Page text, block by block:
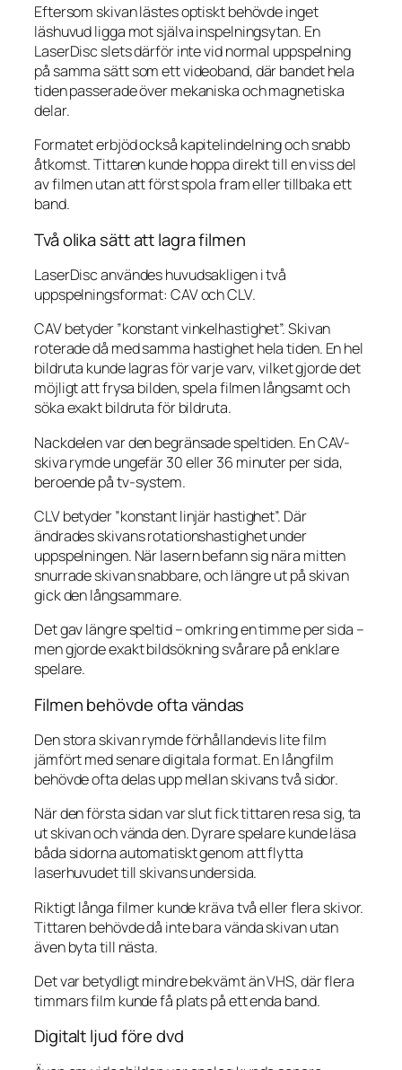
Eftersom skivan lästes optiskt behövde inget
läshuvud ligga mot själva inspelningsytan. En
LaserDisc slets därför inte vid normal uppspelning
på samma sätt som ett videoband, där bandet hela
tiden passerade över mekaniska och magnetiska
delar.
Formatet erbjöd också kapitelindelning och snabb
åtkomst. Tittaren kunde hoppa direkt till en viss del
av filmen utan att först spola fram eller tillbaka ett
band.
Två olika sätt att lagra filmen
LaserDisc användes huvudsakligen i två
uppspelningsformat: CAV och CLV.
CAV betyder ”konstant vinkelhastighet”. Skivan
roterade då med samma hastighet hela tiden. En hel
bildruta kunde lagras för varje varv, vilket gjorde det
möjligt att frysa bilden, spela filmen långsamt och
söka exakt bildruta för bildruta.
Nackdelen var den begränsade speltiden. En CAV-
skiva rymde ungefär 30 eller 36 minuter per sida,
beroende på tv-system.
CLV betyder ”konstant linjär hastighet”. Där
ändrades skivans rotationshastighet under
uppspelningen. När lasern befann sig nära mitten
snurrade skivan snabbare, och längre ut på skivan
gick den långsammare.
Det gav längre speltid – omkring en timme per sida –
men gjorde exakt bildsökning svårare på enklare
spelare.
Filmen behövde ofta vändas
Den stora skivan rymde förhållandevis lite film
jämfört med senare digitala format. En långfilm
behövde ofta delas upp mellan skivans två sidor.
När den första sidan var slut fick tittaren resa sig, ta
ut skivan och vända den. Dyrare spelare kunde läsa
båda sidorna automatiskt genom att flytta
laserhuvudet till skivans undersida.
Riktigt långa filmer kunde kräva två eller flera skivor.
Tittaren behövde då inte bara vända skivan utan
även byta till nästa.
Det var betydligt mindre bekvämt än VHS, där flera
timmars film kunde få plats på ett enda band.
Digitalt ljud före dvd